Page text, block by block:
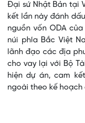
Đại sứ Nhật Bản tại
kết lần này đánh
nguồn vốn ODA
núi phía Bắc Việt
lãnh đạo các địa
cho vay lại với Bộ
hiện dự án, cam
ngoài theo kế